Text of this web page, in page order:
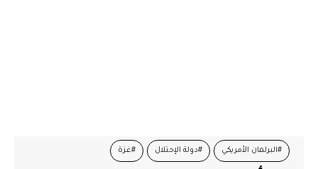
#البرلمان الأمريكي #دولة الإحتلال #غزة